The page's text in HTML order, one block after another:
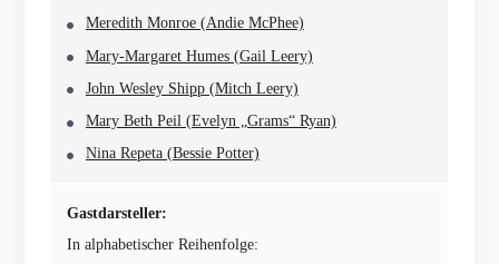
Meredith Monroe (Andie McPhee)
Mary-Margaret Humes (Gail Leery)
John Wesley Shipp (Mitch Leery)
Mary Beth Peil (Evelyn „Grams“ Ryan)
Nina Repeta (Bessie Potter)
Gastdarsteller:
In alphabetischer Reihenfolge: